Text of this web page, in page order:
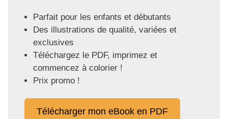
Parfait pour les enfants et débutants
Des illustrations de qualité, variées et
exclusives
Téléchargez le PDF, imprimez et
commencez à colorier !
Prix promo !
Télécharger mon eBook en PDF